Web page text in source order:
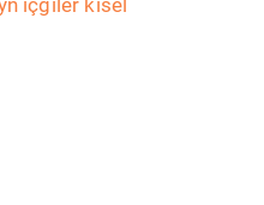
içgiler kisel